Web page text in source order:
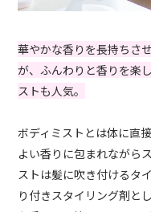
華やかな香りを長持ちさ
が、ふんわりと香りを楽
ストも人気。
ボディミストとは体に直
よい香りに包まれながら
ストは髪に吹き付けるタ
り付きスタイリング剤と